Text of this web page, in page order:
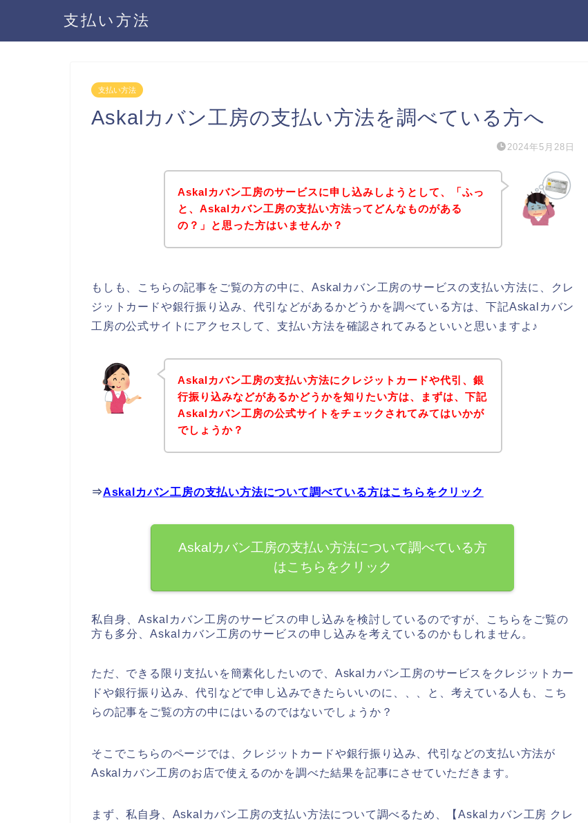
支払い方法
支払い方法
Askalカバン工房の支払い方法を調べている方へ
2024年5月28日
Askalカバン工房のサービスに申し込みしようとして、「ふっ
と、Askalカバン工房の支払い方法ってどんなものがある
の？」と思った方はいませんか？
もしも、こちらの記事をご覧の方の中に、Askalカバン工房のサービスの支払い方法に、クレ
ジットカードや銀行振り込み、代引などがあるかどうかを調べている方は、下記Askalカバン
工房の公式サイトにアクセスして、支払い方法を確認されてみるといいと思いますよ♪
Askalカバン工房の支払い方法にクレジットカードや代引、銀
行振り込みなどがあるかどうかを知りたい方は、まずは、下記
Askalカバン工房の公式サイトをチェックされてみてはいかが
でしょうか？
⇒Askalカバン工房の支払い方法について調べている方はこちらをクリック
Askalカバン工房の支払い方法について調べている方
はこちらをクリック
私自身、Askalカバン工房のサービスの申し込みを検討しているのですが、こちらをご覧の
方も多分、Askalカバン工房のサービスの申し込みを考えているのかもしれません。
ただ、できる限り支払いを簡素化したいので、Askalカバン工房のサービスをクレジットカー
ドや銀行振り込み、代引などで申し込みできたらいいのに、、、と、考えている人も、こち
らの記事をご覧の方の中にはいるのではないでしょうか？
そこでこちらのページでは、クレジットカードや銀行振り込み、代引などの支払い方法が
Askalカバン工房のお店で使えるのかを調べた結果を記事にさせていただきます。
まず、私自身、Askalカバン工房の支払い方法について調べるため、【Askalカバン工房 クレ